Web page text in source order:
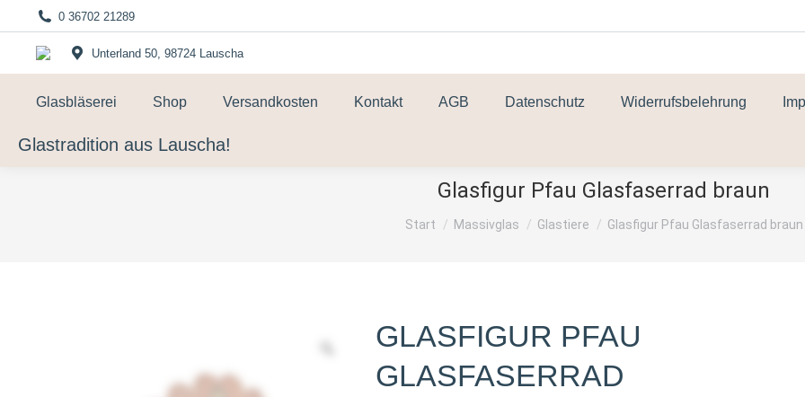
0 36702 21289
Unterland 50, 98724 Lauscha
Glasbläserei Shop Versandkosten Kontakt AGB Datenschutz Widerrufsbelehrung
Glastradition aus Lauscha!
Glasfigur Pfau Glasfaserrad braun
Sie befinden sich hier:
Start Massivglas Glastiere Glasfigur Pfau Glasfaserrad braun
GLASFIGUR PFAU
GLASFASERRAD